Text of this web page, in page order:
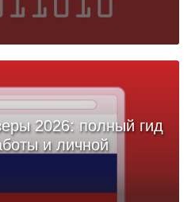
2026: полный гид
и личной